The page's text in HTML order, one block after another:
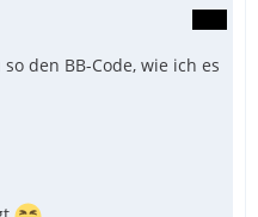
den BB-Code, wie ich es